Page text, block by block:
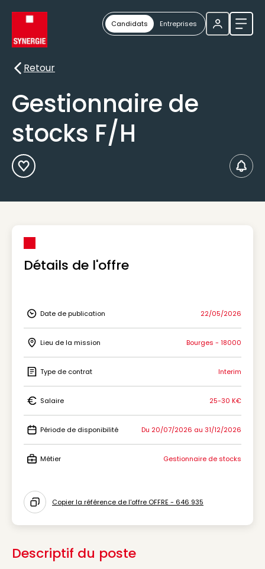
Candidats Entreprises
Retour
Retour
Gestionnaire de
stocks F/H
Ajouter aux Favoris
Détails de l'offre
Icon Date de publication
Date de publication 22/05/2026
Icon Lieu de la mission
Lieu de la mission Bourges - 18000
Icon Type de contrat
Type de contrat Interim
Icon Salaire
Salaire 25-30 K€
Icon Période de disponibilité
Période de disponibilité Du 20/07/2026 au 31/12/2026
Métier Gestionnaire de stocks
Icon copy to clipboard
Copier la référence de l'offre OFFRE - 646 935
Descriptif du poste